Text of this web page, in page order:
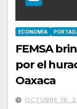
ECONOMÍA
FEMSA
por el
Oaxaca
OCTUBRE 18,